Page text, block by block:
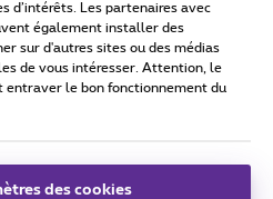
Proximus
d’intérêts. Les partenaires avec
également installer des
sur d'autres sites ou des médias
de vous intéresser. Attention, le
entraver le bon fonctionnement du
des cookies